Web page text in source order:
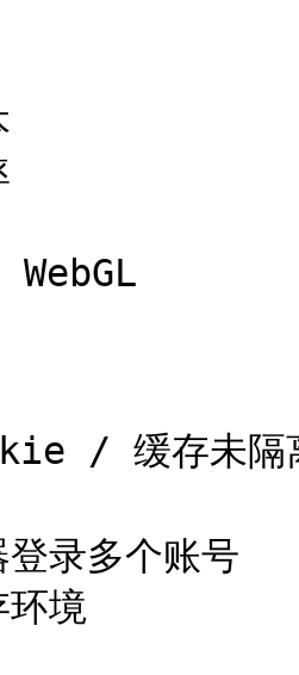
/ 缓存未隔
录多个账号
境